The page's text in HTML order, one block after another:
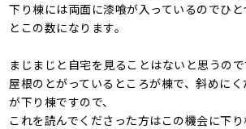
下り棟には両面に漆喰が入っているのでひと
とこの数になります。
まじまじと自宅を見ることはないと思うので
屋根のとがっているところが棟で、斜めに
が下り棟ですので、
これを読んでくださった方はこの機会に下